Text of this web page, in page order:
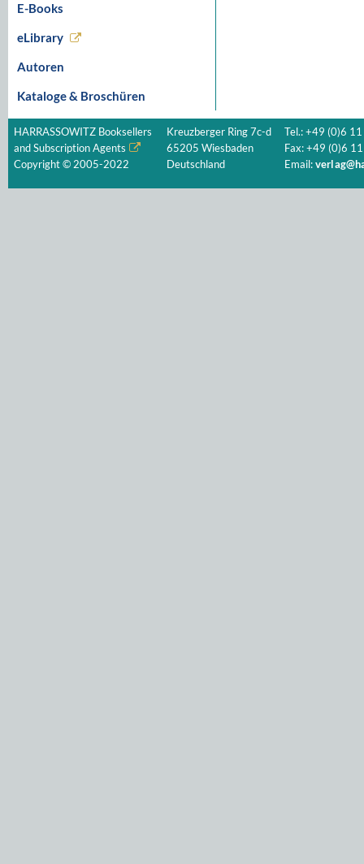
E-Books
eLibrary
Autoren
Kataloge & Broschüren
HARRASSOWITZ Booksellers
and Subscription Agents
Copyright © 2005-2022
Kreuzberger Ring 7c-d
65205 Wiesbaden
Deutschland
Tel.: +49 (0)6
Fax: +49 (0)6
Email: